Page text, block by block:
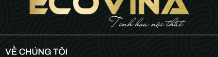
VỀ CHÚNG TÔI